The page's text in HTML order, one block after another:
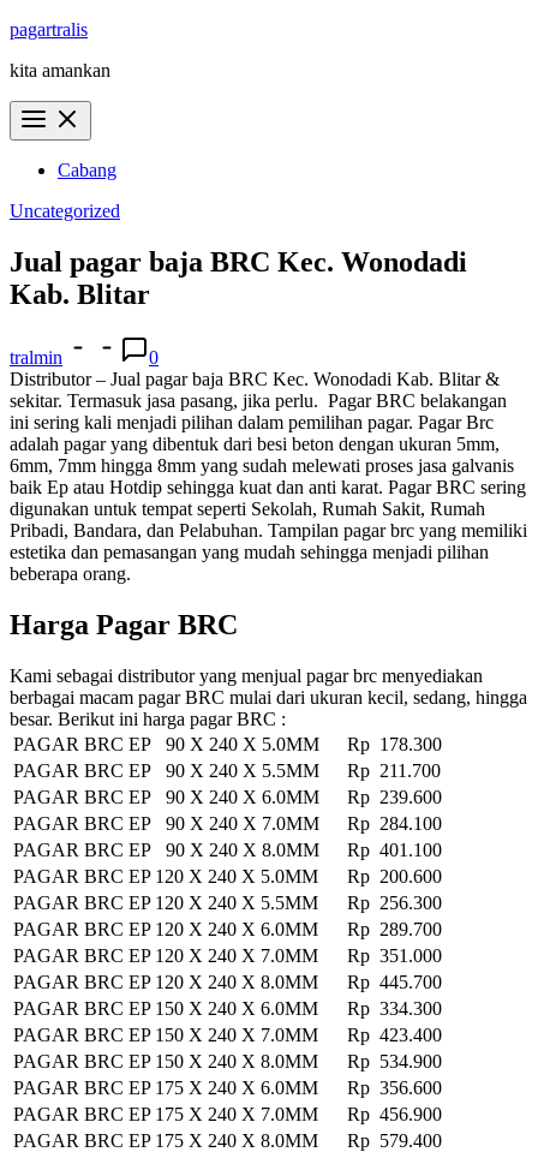
Skip
content
pagartralis
kita amankan
Cabang
Uncategorized
Jual pagar baja BRC Kec. Wonodadi
Kab. Blitar
tralmin
0
Distributor – Jual pagar baja BRC Kec. Wonodadi Kab. Blitar &
sekitar. Termasuk jasa pasang, jika perlu. Pagar BRC belakangan
ini sering kali menjadi pilihan dalam pemilihan pagar. Pagar Brc
adalah pagar yang dibentuk dari besi beton dengan ukuran 5mm,
6mm, 7mm hingga 8mm yang sudah melewati proses jasa galvanis
baik Ep atau Hotdip sehingga kuat dan anti karat. Pagar BRC sering
digunakan untuk tempat seperti Sekolah, Rumah Sakit, Rumah
Pribadi, Bandara, dan Pelabuhan. Tampilan pagar brc yang memiliki
estetika dan pemasangan yang mudah sehingga menjadi pilihan
beberapa orang.
Harga Pagar BRC
Kami sebagai distributor yang menjual pagar brc menyediakan
berbagai macam pagar BRC mulai dari ukuran kecil, sedang, hingga
besar. Berikut ini harga pagar BRC :
PAGAR BRC EP 90 X 240 X 5.0MM
Rp 178.300
PAGAR BRC EP 90 X 240 X 5.5MM
Rp 211.700
PAGAR BRC EP 90 X 240 X 6.0MM
Rp 239.600
PAGAR BRC EP 90 X 240 X 7.0MM
Rp 284.100
PAGAR BRC EP 90 X 240 X 8.0MM
Rp 401.100
PAGAR BRC EP 120 X 240 X 5.0MM
Rp 200.600
PAGAR BRC EP 120 X 240 X 5.5MM
Rp 256.300
PAGAR BRC EP 120 X 240 X 6.0MM
Rp 289.700
PAGAR BRC EP 120 X 240 X 7.0MM
Rp 351.000
PAGAR BRC EP 120 X 240 X 8.0MM
Rp 445.700
PAGAR BRC EP 150 X 240 X 6.0MM
Rp 334.300
PAGAR BRC EP 150 X 240 X 7.0MM
Rp 423.400
PAGAR BRC EP 150 X 240 X 8.0MM
Rp 534.900
PAGAR BRC EP 175 X 240 X 6.0MM
Rp 356.600
PAGAR BRC EP 175 X 240 X 7.0MM
Rp 456.900
PAGAR BRC EP 175 X 240 X 8.0MM
Rp 579.400